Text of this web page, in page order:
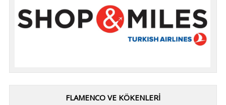
FLAMENCO VE KÖKENLERİ